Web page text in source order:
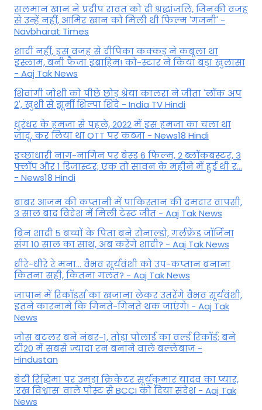
सलमान खान ने प्रदीप रावत को दी श्रद्धांजलि, जिनकी वजह
से उन्हें नहीं, आमिर खान को मिली थी फिल्म 'गजनी' -
Navbharat Times
शादी नहीं, इस वजह से दीपिका कक्कड़ ने कबूला था
इस्लाम, बनी फैजा इब्राहिम! को-स्टार ने किया बड़ा खुलासा
- Aaj Tak News
शिवांगी जोशी को पीछे छोड़ श्रेया कालरा ने जीता 'लॉक अप
2', खुशी से झूमीं शिल्पा शिंदे - India TV Hindi
धुरंधर के हमजा से पहले, 2022 में इस हमजा का चला था
जादू, कर लिया था OTT पर कब्जा - News18 Hindi
इच्छाधारी नाग-नागिन पर बेस्ड 6 फिल्म, 2 ब्लॉकबस्टर, 3
फ्लॉप और 1 डिजास्टर; एक तो सावन के महीने में हुई थी र...
- News18 Hindi
बाबर आजम की कप्तानी में पाकिस्तान की दमदार वापसी,
3 साल बाद विदेश में मिली टेस्ट जीत - Aaj Tak News
बिन शादी 5 बच्चों के पिता बने रोनाल्डो, गर्लफ्रेंड जॉर्जिना
संग 10 साल का साथ, अब करेंगे शादी? - Aaj Tak News
धीरे-धीरे रे मना… वैभव सूर्यवंशी को उप-कप्तान बनाना
कितना सही, कितना गलत? - Aaj Tak News
जापान में रिकॉर्ड्स का खजाना लेकर उतरेंगे वैभव सूर्यवंशी,
इतने कारनामे कि गिनते-गिनते थक जाएंगे! - Aaj Tak
News
जोस बटलर बने नंबर-1, तोड़ा पोलार्ड का वर्ल्ड रिकॉर्ड; बने
टी20 में सबसे ज्यादा रन बनाने वाले बल्लेबाज -
Hindustan
बेटी र‍िद्ध‍िमा पर उमड़ा क्रिकेटर सूर्यकुमार यादव का प्यार,
'रख विश्वास' वाले पोस्ट से BCCI को दिया संदेश - Aaj Tak
News